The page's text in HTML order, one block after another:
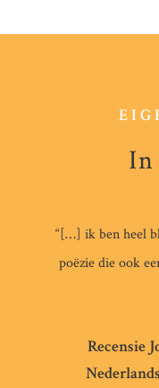
In
“[…] ik ben heel
poëzie die ook
Recensie